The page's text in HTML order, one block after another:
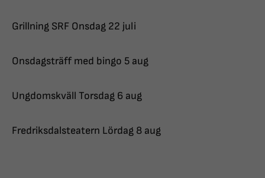
Grillning SRF Onsdag 22 juli
Onsdagsträff med bingo 5 aug
Ungdomskväll Torsdag 6 aug
Fredriksdalsteatern Lördag 8 aug